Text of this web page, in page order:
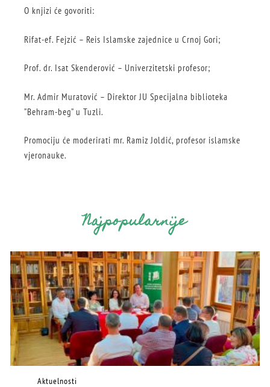
O knjizi će govoriti:
Rifat-ef. Fejzić – Reis Islamske zajednice u Crnoj Gori;
Prof. dr. Isat Skenderović – Univerzitetski profesor;
Mr. Admir Muratović – Direktor JU Specijalna biblioteka
”Behram-beg” u Tuzli.
Promociju će moderirati mr. Ramiz Joldić, profesor islamske
vjeronauke.
Najpopularnije
Aktuelnosti